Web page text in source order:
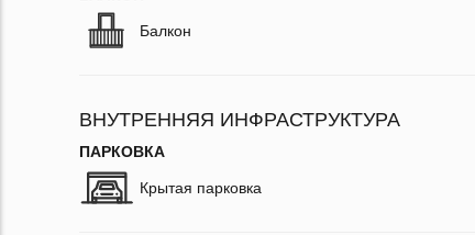
Балкон
ВНУТРЕННЯЯ ИНФРАСТРУКТУРА
ПАРКОВКА
Крытая парковка